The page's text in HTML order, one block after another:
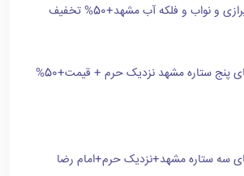
و نواب و فلکه آب مشهد+50% تخفیف
لیست بهترین هتل های پنج ستاره مشهد نزدیک حرم + قیمت+50%
سه ستاره مشهد+نزدیک حرم+امام رضا